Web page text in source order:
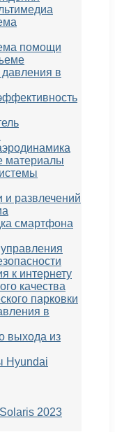
помощи
в
материалы
развлечений
смартфона
к интернету
качества
парковки
в
выхода из
Hyundai
2023